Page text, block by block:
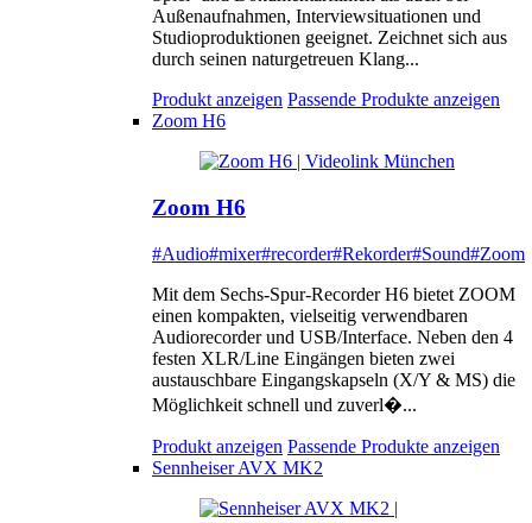
Außenaufnahmen, Interviewsituationen und
Studioproduktionen geeignet. Zeichnet sich aus
durch seinen naturgetreuen Klang...
Produkt anzeigen Passende Produkte anzeigen
Zoom H6
Zoom H6
#Audio#mixer#recorder#Rekorder#Sound#Zoom
Mit dem Sechs-Spur-Recorder H6 bietet ZOOM
einen kompakten, vielseitig verwendbaren
Audiorecorder und USB/Interface. Neben den 4
festen XLR/Line Eingängen bieten zwei
austauschbare Eingangskapseln (X/Y & MS) die
Möglichkeit schnell und zuverl�...
Produkt anzeigen Passende Produkte anzeigen
Sennheiser AVX MK2